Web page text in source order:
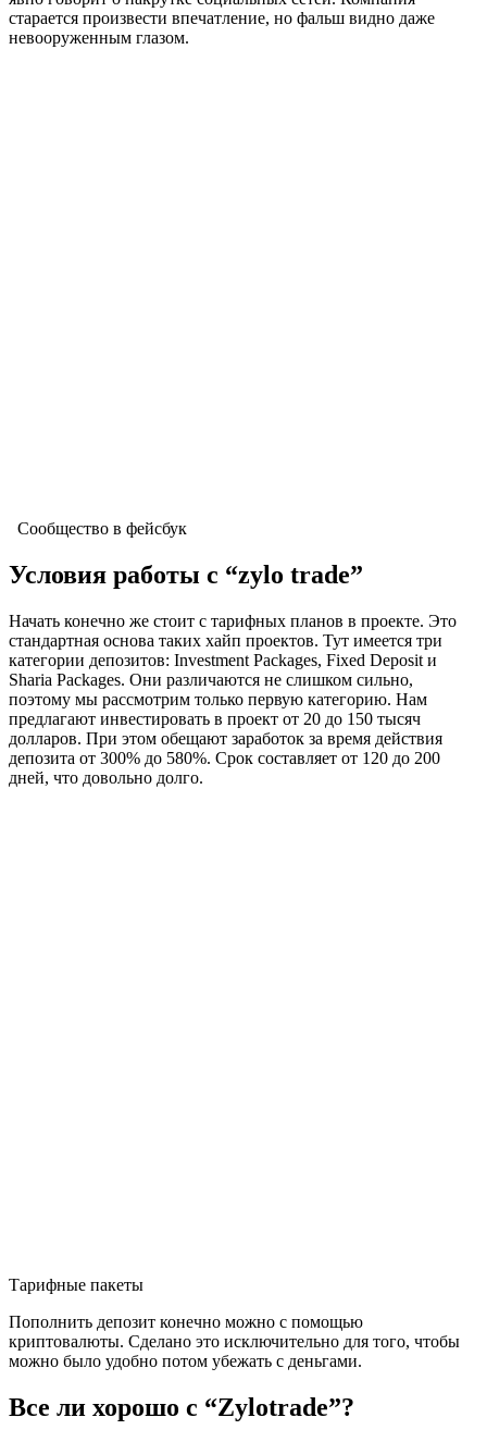
старается произвести впечатление, но фальш видно даже
невооруженным глазом.
Сообщество в фейсбук
Условия работы с “zylo trade”
Начать конечно же стоит с тарифных планов в проекте. Это
стандартная основа таких хайп проектов. Тут имеется три
категории депозитов: Investment Packages, Fixed Deposit и
Sharia Packages. Они различаются не слишком сильно,
поэтому мы рассмотрим только первую категорию. Нам
предлагают инвестировать в проект от 20 до 150 тысяч
долларов. При этом обещают заработок за время действия
депозита от 300% до 580%. Срок составляет от 120 до 200
дней, что довольно долго.
Тарифные пакеты
Пополнить депозит конечно можно с помощью
криптовалюты. Сделано это исключительно для того, чтобы
можно было удобно потом убежать с деньгами.
Все ли хорошо с “Zylotrade”?